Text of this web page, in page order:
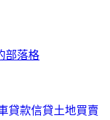
部落格
貸款信貸土地買賣